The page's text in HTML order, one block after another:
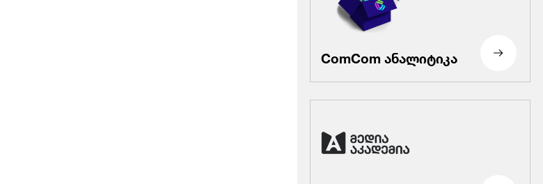
ComCom ანალიტიკა